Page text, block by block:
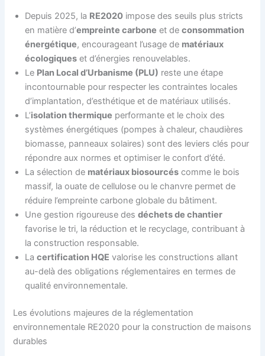
Depuis 2025, la RE2020 impose des seuils plus stricts
en matière d’empreinte carbone et deconsommation
énergétique, encourageant l’usage de matériaux
écologiques et d’énergies renouvelables.
Le Plan Local d’Urbanisme (PLU) reste une étape
incontournable pour respecter les contraintes locales
d’implantation, d’esthétique et de matériaux utilisés.
L’isolation thermique performante et le choix des
systèmes énergétiques (pompes à chaleur, chaudières
biomasse, panneaux solaires) sont des leviers clés pour
répondre aux normes et optimiser le confort d’été.
La sélection de matériaux biosourcés comme le bois
massif, la ouate de cellulose ou le chanvre permet de
réduire l’empreinte carbone globale du bâtiment.
Une gestion rigoureuse desdéchets de chantier
favorise le tri, la réduction et le recyclage, contribuant à
la construction responsable.
Lacertification HQE valorise les constructions allant
au-delà des obligations réglementaires en termes de
qualité environnementale.
Les évolutions majeures de la réglementation
environnementale RE2020 pour la construction de maisons
durables